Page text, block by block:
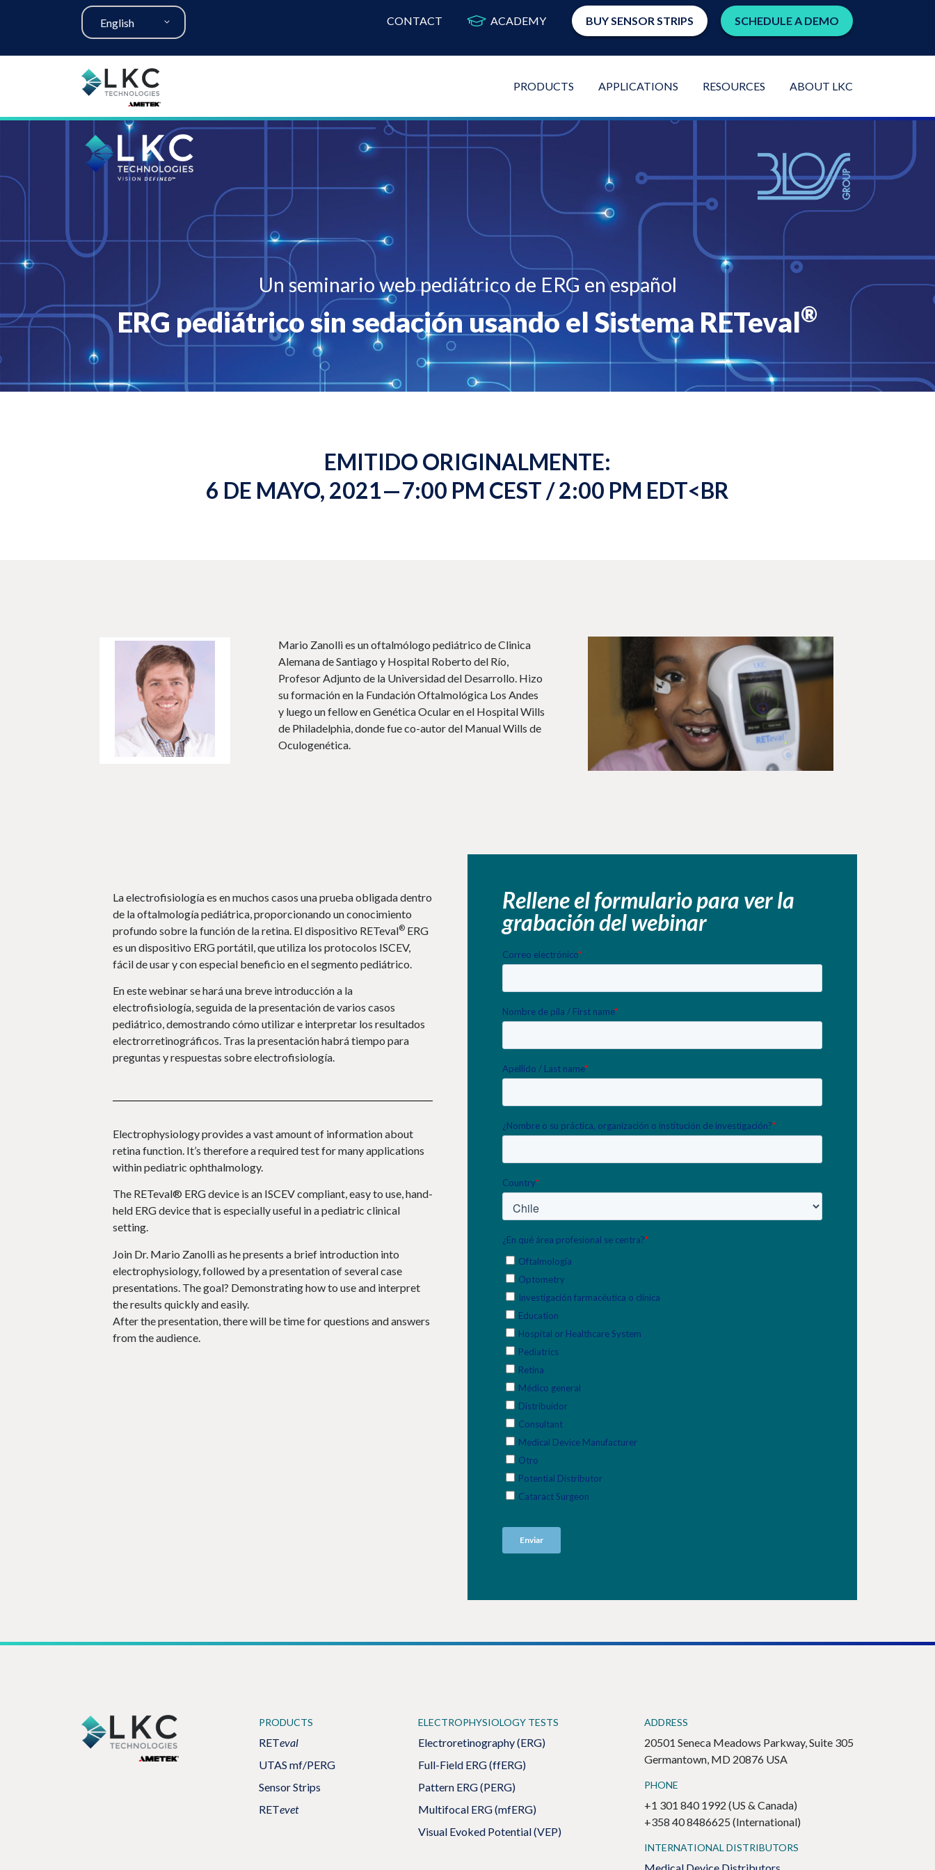
English
PRODUCTS APPLICATIONS RESOURCES ABOUT LKC
CONTACT ACADEMY BUY SENSOR STRIPS SCHEDULE A DEMO
Un seminario web pediátrico de ERG en español
ERG pediátrico sin sedación usando el Sistema RETeval®
EMITIDO ORIGINALMENTE:
6 DE MAYO, 2021—7:00 PM CEST / 2:00 PM EDT<BR
Mario Zanolli es un oftalmólogo pediátrico de Clinica
Alemana de Santiago y Hospital Roberto del Río,
Profesor Adjunto de la Universidad del Desarrollo. Hizo
su formación en la Fundación Oftalmológica Los Andes
y luego un fellow en Genética Ocular en el Hospital Wills
de Philadelphia, donde fue co-autor del Manual Wills de
Oculogenética.
La electrofisiología es en muchos casos una prueba obligada dentro
de la oftalmología pediátrica, proporcionando un conocimiento
profundo sobre la función de la retina. El dispositivo RETeval® ERG
es un dispositivo ERG portátil, que utiliza los protocolos ISCEV,
fácil de usar y con especial beneficio en el segmento pediátrico.
En este webinar se hará una breve introducción a la
electrofisiología, seguida de la presentación de varios casos
pediátrico, demostrando cómo utilizar e interpretar los resultados
electrorretinográficos. Tras la presentación habrá tiempo para
preguntas y respuestas sobre electrofisiología.
Electrophysiology provides a vast amount of information about
retina function. It’s therefore a required test for many applications
within pediatric ophthalmology.
The RETeval® ERG device is an ISCEV compliant, easy to use, hand-
held ERG device that is especially useful in a pediatric clinical
setting.
Join Dr. Mario Zanolli as he presents a brief introduction into
electrophysiology, followed by a presentation of several case
presentations. The goal? Demonstrating how to use and interpret
the results quickly and easily.
After the presentation, there will be time for questions and answers
from the audience.
Rellene el formulario para ver la
grabación del webinar
PRODUCTS
RETeval
UTAS mf/PERG
Sensor Strips
RETevet
ELECTROPHYSIOLOGY TESTS
Electroretinography (ERG)
Full-Field ERG (ffERG)
Pattern ERG (PERG)
Multifocal ERG (mfERG)
Visual Evoked Potential (VEP)
ADDRESS
20501 Seneca Meadows Parkway, Suite 305
Germantown, MD 20876 USA
PHONE
+1 301 840 1992 (US & Canada)
+358 40 8486625 (International)
INTERNATIONAL DISTRIBUTORS